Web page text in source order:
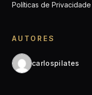
Políticas de Privacidade
AUTORES
carlospilates